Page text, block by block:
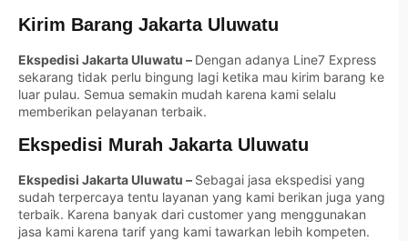
Kirim Barang Jakarta Uluwatu
Ekspedisi Jakarta Uluwatu – Dengan adanya Line7 Express
sekarang tidak perlu bingung lagi ketika mau kirim barang ke
luar pulau. Semua semakin mudah karena kami selalu
memberikan pelayanan terbaik.
Ekspedisi Murah Jakarta Uluwatu
Ekspedisi Jakarta Uluwatu – Sebagai jasa ekspedisi yang
sudah terpercaya tentu layanan yang kami berikan juga yang
terbaik. Karena banyak dari customer yang menggunakan
jasa kami karena tarif yang kami tawarkan lebih kompeten.